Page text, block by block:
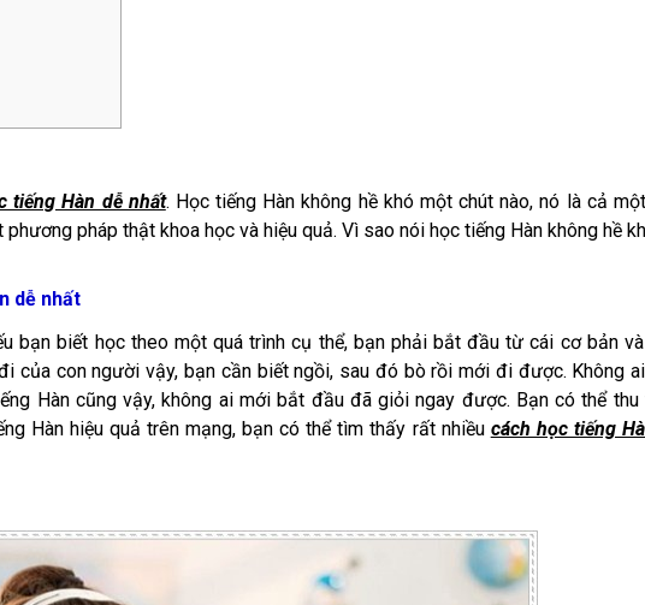
tiếng Hàn dễ nhất. Học tiếng Hàn không hề khó một chút nào, nó là cả
pháp thật khoa học và hiệu quả. Vì sao nói học tiếng Hàn không hề
dễ nhất
bạn biết học theo một quá trình cụ thể, bạn phải bắt đầu từ cái cơ bản
của con người vậy, bạn cần biết ngồi, sau đó bò rồi mới đi được. Không
Hàn cũng vậy, không ai mới bắt đầu đã giỏi ngay được. Bạn có thể thu
Hàn hiệu quả trên mạng, bạn có thể tìm thấy rất nhiều cách học tiếng